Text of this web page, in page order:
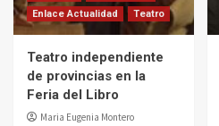
Enlace Actualidad
Teatro
Teatro independiente
de provincias en la
Feria del Libro
Maria Eugenia Montero